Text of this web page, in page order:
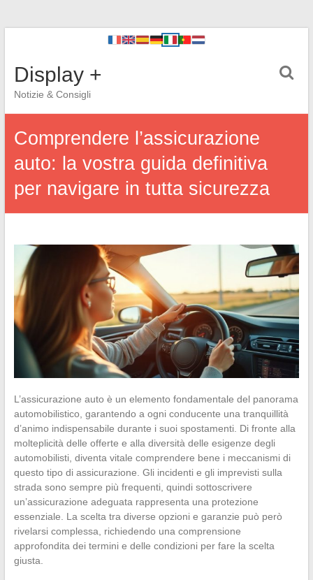
Display +
Notizie & Consigli
Comprendere l’assicurazione
auto: la vostra guida definitiva
per navigare in tutta sicurezza
L’assicurazione auto è un elemento fondamentale del panorama
automobilistico, garantendo a ogni conducente una tranquillità
d’animo indispensabile durante i suoi spostamenti. Di fronte alla
molteplicità delle offerte e alla diversità delle esigenze degli
automobilisti, diventa vitale comprendere bene i meccanismi di
questo tipo di assicurazione. Gli incidenti e gli imprevisti sulla
strada sono sempre più frequenti, quindi sottoscrivere
un’assicurazione adeguata rappresenta una protezione
essenziale. La scelta tra diverse opzioni e garanzie può però
rivelarsi complessa, richiedendo una comprensione
approfondita dei termini e delle condizioni per fare la scelta
giusta.